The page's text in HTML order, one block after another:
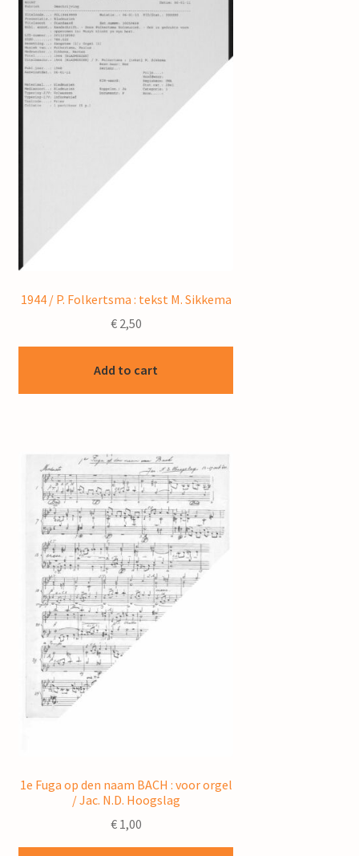
1944 / P. Folkertsma : tekst M. Sikkema
€2,50
Add to cart
1e Fuga op den naam BACH : voor orgel
/ Jac. N.D. Hoogslag
€1,00